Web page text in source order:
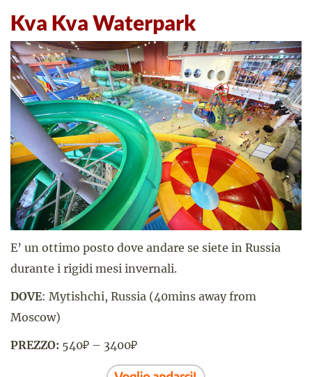
Kva Kva Waterpark
E’ un ottimo posto dove andare se siete in Russia
durante i rigidi mesi invernali.
DOVE: Mytishchi, Russia (40mins away from
Moscow)
PREZZO: 540₽ – 3400₽